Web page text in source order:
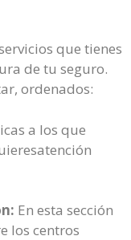
que tienes
de tu seguro.
ordenados:
a los que
En esta sección
los centros